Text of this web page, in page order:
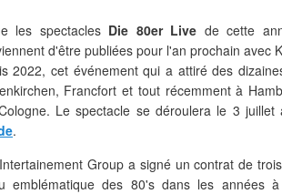
les spectacles Die 80er Live de cette
d'être publiées pour l'an prochain avec
2022, cet événement qui a attiré des
, Francfort et tout récemment à
Le spectacle se déroulera le 3
.
Group a signé un contrat de
emblématique des 80's dans les années